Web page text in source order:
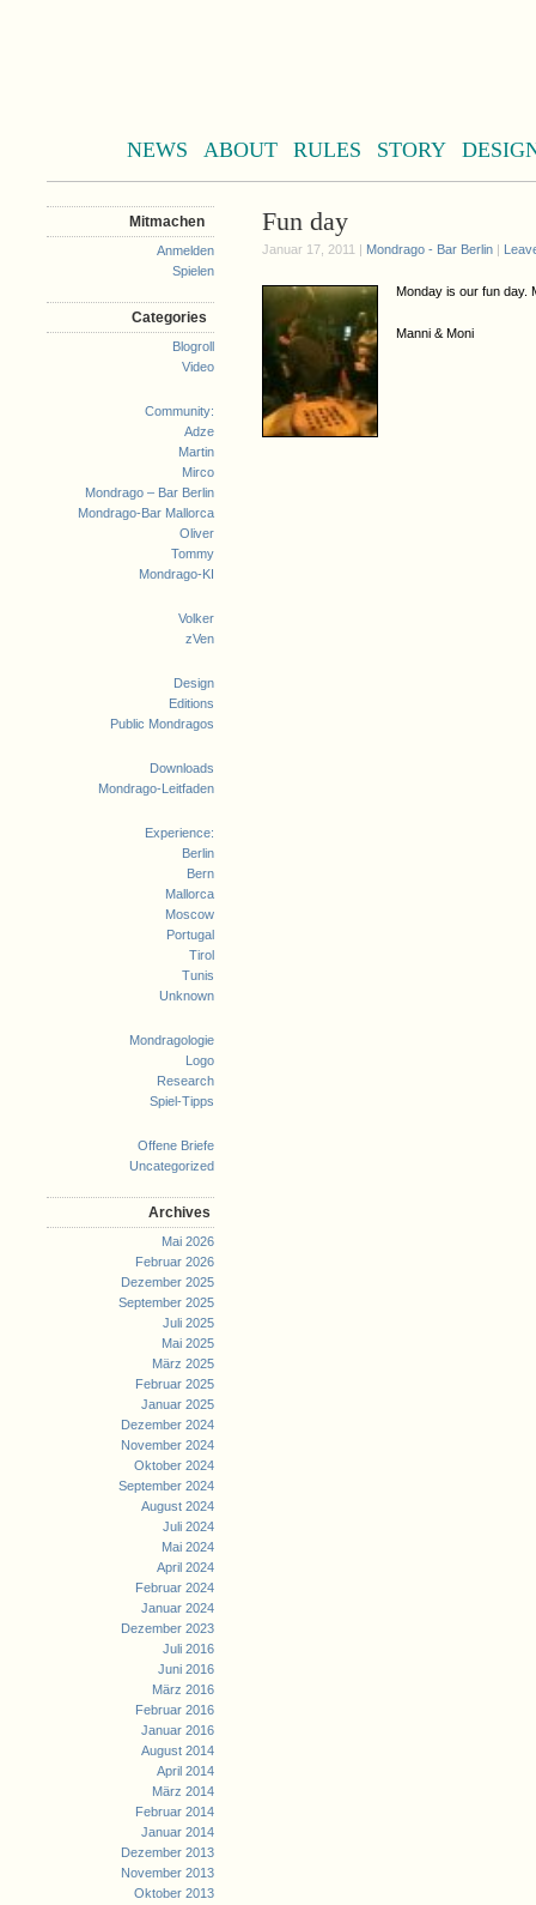
NEWS ABOUT RULES STORY
Mitmachen
Anmelden
Spielen
Categories
Blogroll
Video
Community:
Adze
Martin
Mirco
Mondrago – Bar Berlin
Mondrago-Bar Mallorca
Oliver
Tommy
Mondrago-KI
Volker
zVen
Design
Editions
Public Mondragos
Downloads
Mondrago-Leitfaden
Experience:
Berlin
Bern
Mallorca
Moscow
Portugal
Tirol
Tunis
Unknown
Mondragologie
Logo
Research
Spiel-Tipps
Offene Briefe
Uncategorized
Archives
Mai 2026
Februar 2026
Dezember 2025
September 2025
Juli 2025
Mai 2025
März 2025
Februar 2025
Januar 2025
Dezember 2024
November 2024
Oktober 2024
September 2024
August 2024
Juli 2024
Mai 2024
April 2024
Februar 2024
Januar 2024
Dezember 2023
Juli 2016
Juni 2016
März 2016
Februar 2016
Januar 2016
August 2014
April 2014
März 2014
Februar 2014
Januar 2014
Dezember 2013
November 2013
Oktober 2013
Fun day
Januar 17, 2011 | Mondrago - Bar Berlin |
Monday is our fun day.
Manni & Moni